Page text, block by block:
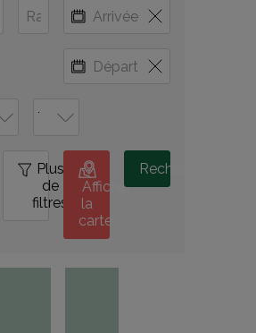
Plus
de
filtres
Afficher
la
carte
Rechercher